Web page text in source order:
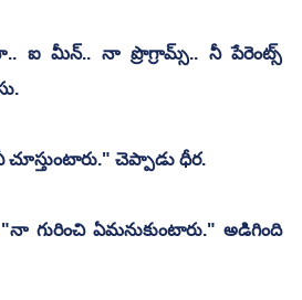
ఐ మీన్.. నా ప్రొగ్రామ్స్.. నీ పేరెంట్స్
చెప్పాడు ధీర.
గురించి ఏమనుకుంటారు." అడిగింది